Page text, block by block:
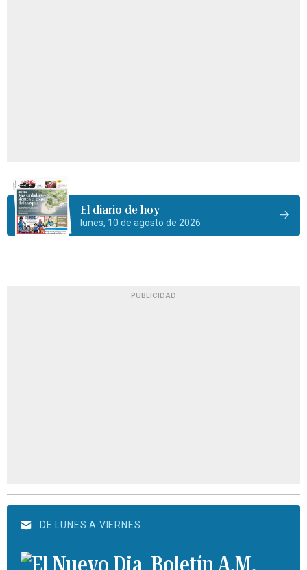
El diario de hoy
lunes, 10 de agosto de 2026
PUBLICIDAD
DE LUNES A VIERNES
Boletín A.M.